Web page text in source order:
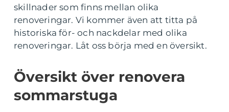
skillnader som finns mellan olika
renoveringar. Vi kommer även att titta på
historiska för- och nackdelar med olika
renoveringar. Låt oss börja med en översikt.
Översikt över renovera
sommarstuga